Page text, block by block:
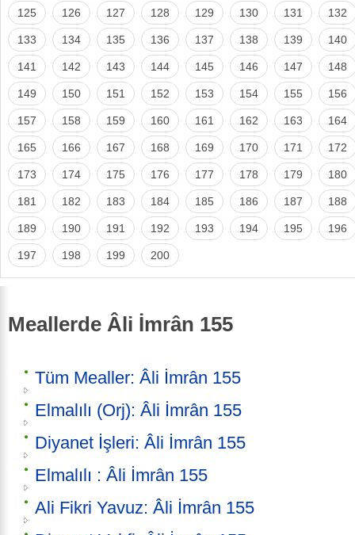
125 126 127 128 129 130 131 132
133 134 135 136 137 138 139 140
141 142 143 144 145 146 147 148
149 150 151 152 153 154 155 156
157 158 159 160 161 162 163 164
165 166 167 168 169 170 171 172
173 174 175 176 177 178 179 180
181 182 183 184 185 186 187 188
189 190 191 192 193 194 195 196
197 198 199 200
Meallerde Âli İmrân 155
Tüm Mealler: Âli İmrân 155
Elmalılı (Orj): Âli İmrân 155
Diyanet İşleri: Âli İmrân 155
Elmalılı : Âli İmrân 155
Ali Fikri Yavuz: Âli İmrân 155